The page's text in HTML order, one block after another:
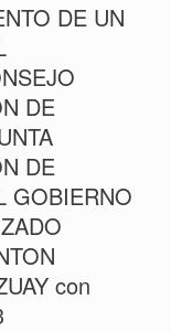
DE UN
DE
DE
GOBIERNO
con